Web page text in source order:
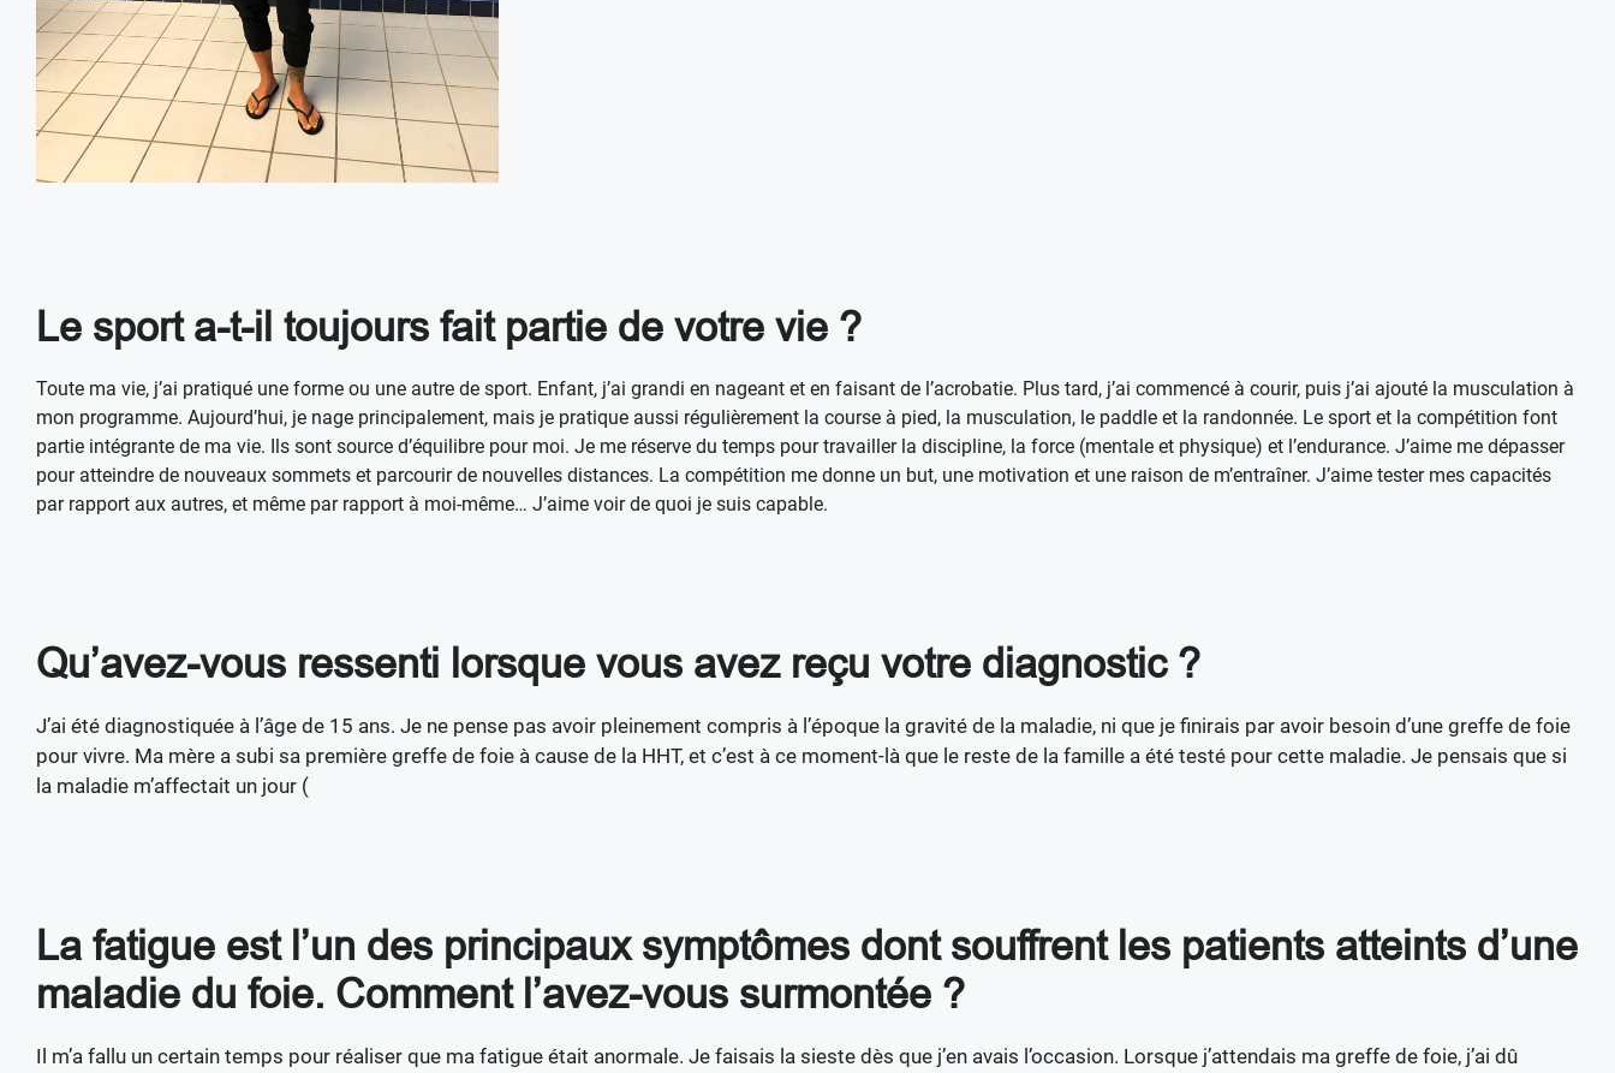
Le sport a-t-il toujours fait partie de votre vie ?
Toute ma vie, j’ai pratiqué une forme ou une autre de sport. Enfant, j’ai grandi en nageant et en faisant de l’acrobatie. Plus tard, j’ai commencé à courir, puis j’ai ajouté la musculation à
mon programme. Aujourd’hui, je nage principalement, mais je pratique aussi régulièrement la course à pied, la musculation, le paddle et la randonnée. Le sport et la compétition font
partie intégrante de ma vie. Ils sont source d’équilibre pour moi. Je me réserve du temps pour travailler la discipline, la force (mentale et physique) et l’endurance. J’aime me dépasser
pour atteindre de nouveaux sommets et parcourir de nouvelles distances. La compétition me donne un but, une motivation et une raison de m’entraîner. J’aime tester mes capacités
par rapport aux autres, et même par rapport à moi-même… J’aime voir de quoi je suis capable.
Qu’avez-vous ressenti lorsque vous avez reçu votre diagnostic ?
J’ai été diagnostiquée à l’âge de 15 ans. Je ne pense pas avoir pleinement compris à l’époque la gravité de la maladie, ni que je finirais par avoir besoin d’une greffe de foie
pour vivre. Ma mère a subi sa première greffe de foie à cause de la HHT, et c’est à ce moment-là que le reste de la famille a été testé pour cette maladie. Je pensais que si
la maladie m’affectait un jour (
La fatigue est l’un des principaux symptômes dont souffrent les patients atteints d’une
maladie du foie. Comment l’avez-vous surmontée ?
Il m’a fallu un certain temps pour réaliser que ma fatigue était anormale. Je faisais la sieste dès que j’en avais l’occasion. Lorsque j’attendais ma greffe de foie, j’ai dû